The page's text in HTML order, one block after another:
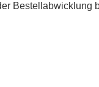
Bestellabwicklung